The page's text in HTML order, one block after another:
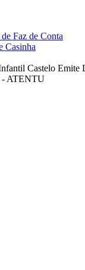
Faz de Conta
Casinha
Castelo Emite
- ATENTU